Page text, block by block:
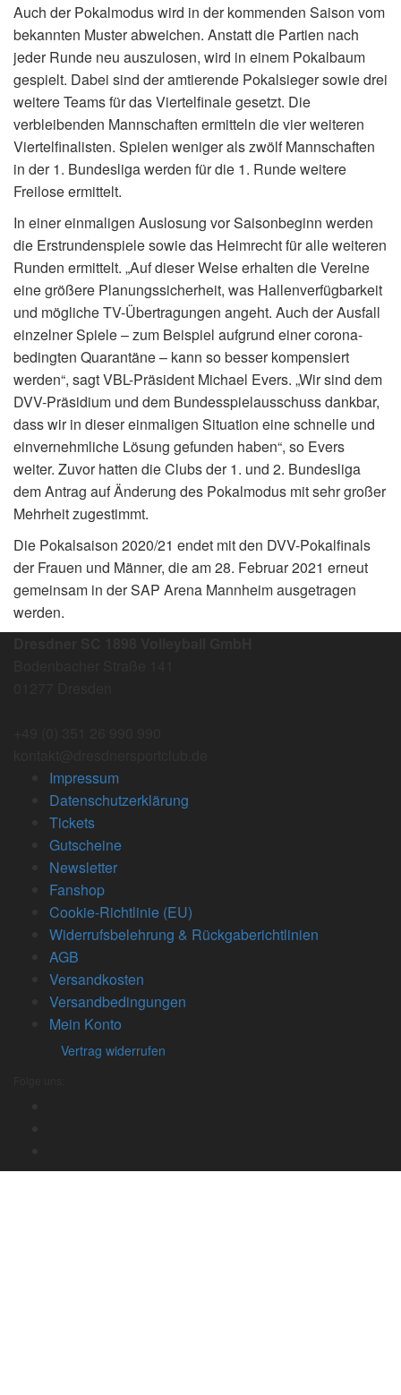
Auch der Pokalmodus wird in der kommenden Saison vom
bekannten Muster abweichen. Anstatt die Partien nach
jeder Runde neu auszulosen, wird in einem Pokalbaum
gespielt. Dabei sind der amtierende Pokalsieger sowie drei
weitere Teams für das Viertelfinale gesetzt. Die
verbleibenden Mannschaften ermitteln die vier weiteren
Viertelfinalisten. Spielen weniger als zwölf Mannschaften
in der 1. Bundesliga werden für die 1. Runde weitere
Freilose ermittelt.
In einer einmaligen Auslosung vor Saisonbeginn werden
die Erstrundenspiele sowie das Heimrecht für alle weiteren
Runden ermittelt. „Auf dieser Weise erhalten die Vereine
eine größere Planungssicherheit, was Hallenverfügbarkeit
und mögliche TV-Übertragungen angeht. Auch der Ausfall
einzelner Spiele – zum Beispiel aufgrund einer corona-
bedingten Quarantäne – kann so besser kompensiert
werden“, sagt VBL-Präsident Michael Evers. „Wir sind dem
DVV-Präsidium und dem Bundesspielausschuss dankbar,
dass wir in dieser einmaligen Situation eine schnelle und
einvernehmliche Lösung gefunden haben“, so Evers
weiter. Zuvor hatten die Clubs der 1. und 2. Bundesliga
dem Antrag auf Änderung des Pokalmodus mit sehr großer
Mehrheit zugestimmt.
Die Pokalsaison 2020/21 endet mit den DVV-Pokalfinals
der Frauen und Männer, die am 28. Februar 2021 erneut
gemeinsam in der SAP Arena Mannheim ausgetragen
werden.
Impressum
Datenschutzerklärung
Tickets
Gutscheine
Newsletter
Fanshop
Cookie-Richtlinie (EU)
Widerrufsbelehrung & Rückgaberichtlinien
AGB
Versandkosten
Versandbedingungen
Mein Konto
Vertrag widerrufen